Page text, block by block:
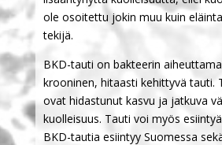
ole osoitettu jokin muu kuin
tekijä.
BKD-tauti on bakteerin
krooninen, hitaasti kehittyvä tauti.
ovat hidastunut kasvu ja jatkuva
kuolleisuus. Tauti voi myös
BKD-tautia esiintyy Suomessa